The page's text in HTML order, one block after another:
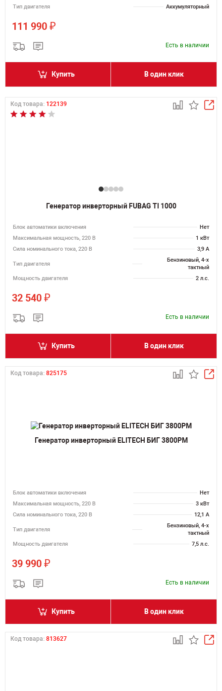
Тип двигателя
Аккумуляторный
111 990 ₽
Есть в наличии
Купить В один клик
Код товара: 122139
Генератор инверторный FUBAG TI 1000
Блок автоматики включения
Нет
Максимальная мощность, 220 В
1 кВт
Сила номинального тока, 220 В
3,9 А
Тип двигателя
Бензиновый, 4-х
тактный
Мощность двигателя
2 л.с.
32 540 ₽
Есть в наличии
Купить В один клик
Код товара: 825175
Генератор инверторный ELITECH БИГ 3800РМ
Блок автоматики включения
Нет
Максимальная мощность, 220 В
3 кВт
Сила номинального тока, 220 В
12,1 А
Тип двигателя
Бензиновый, 4-х
тактный
Мощность двигателя
7,5 л.с.
39 990 ₽
Есть в наличии
Купить В один клик
Код товара: 813627